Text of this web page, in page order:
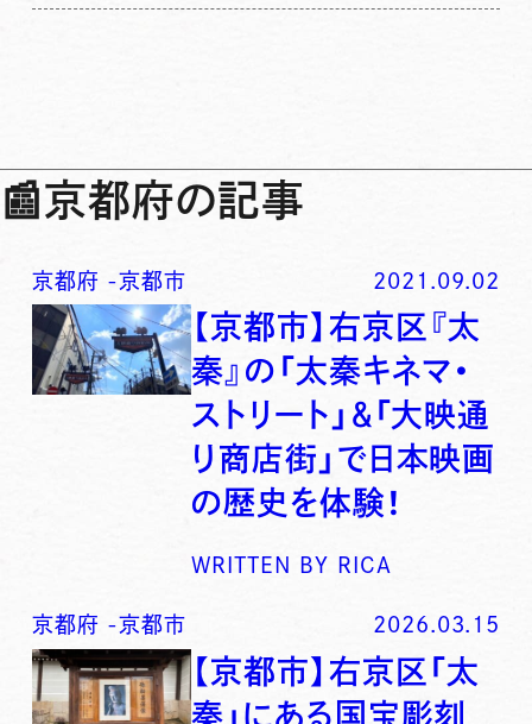
📰京都府の記事
京都府 -京都市 2021.09.02
【京都市】右京区『太
秦』の「太秦キネマ・
ストリート」＆「大映通
り商店街」で日本映画
の歴史を体験！
WRITTEN BY RICA
京都府 -京都市 2026.03.15
【京都市】右京区「太
秦」にある国宝彫刻